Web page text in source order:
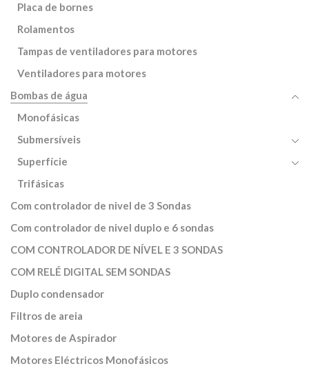
Placa de bornes
Rolamentos
Tampas de ventiladores para motores
Ventiladores para motores
Bombas de água
Monofásicas
Submersíveis
Superfície
Trifásicas
Com controlador de nivel de 3 Sondas
Com controlador de nivel duplo e 6 sondas
COM CONTROLADOR DE NÍVEL E 3 SONDAS
COM RELÉ DIGITAL SEM SONDAS
Duplo condensador
Filtros de areia
Motores de Aspirador
Motores Eléctricos Monofásicos